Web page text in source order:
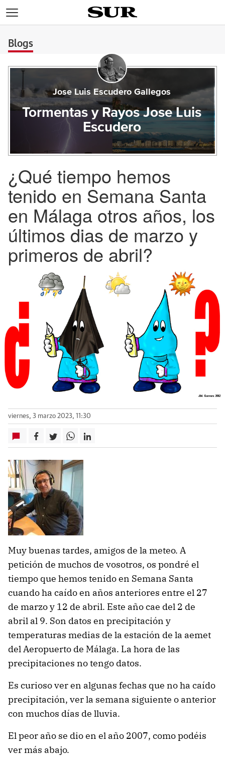
Blogs
Jose Luis Escudero Gallegos
Tormentas y Rayos Jose Luis
Escudero
¿Qué tiempo hemos
tenido en Semana Santa
en Málaga otros años, los
últimos dias de marzo y
primeros de abril?
viernes, 3 marzo 2023, 11:30
Muy buenas tardes, amigos de la meteo. A
petición de muchos de vosotros, os pondré el
tiempo que hemos tenido en Semana Santa
cuando ha caído en años anteriores entre el 27
de marzo y 12 de abril. Este año cae del 2 de
abril al 9. Son datos en precipitación y
temperaturas medias de la estación de la aemet
del Aeropuerto de Málaga. La hora de las
precipitaciones no tengo datos.
Es curioso ver en algunas fechas que no ha caído
precipitación, ver la semana siguiente o anterior
con muchos días de lluvia.
El peor año se dio en el año 2007, como podéis
ver más abajo.